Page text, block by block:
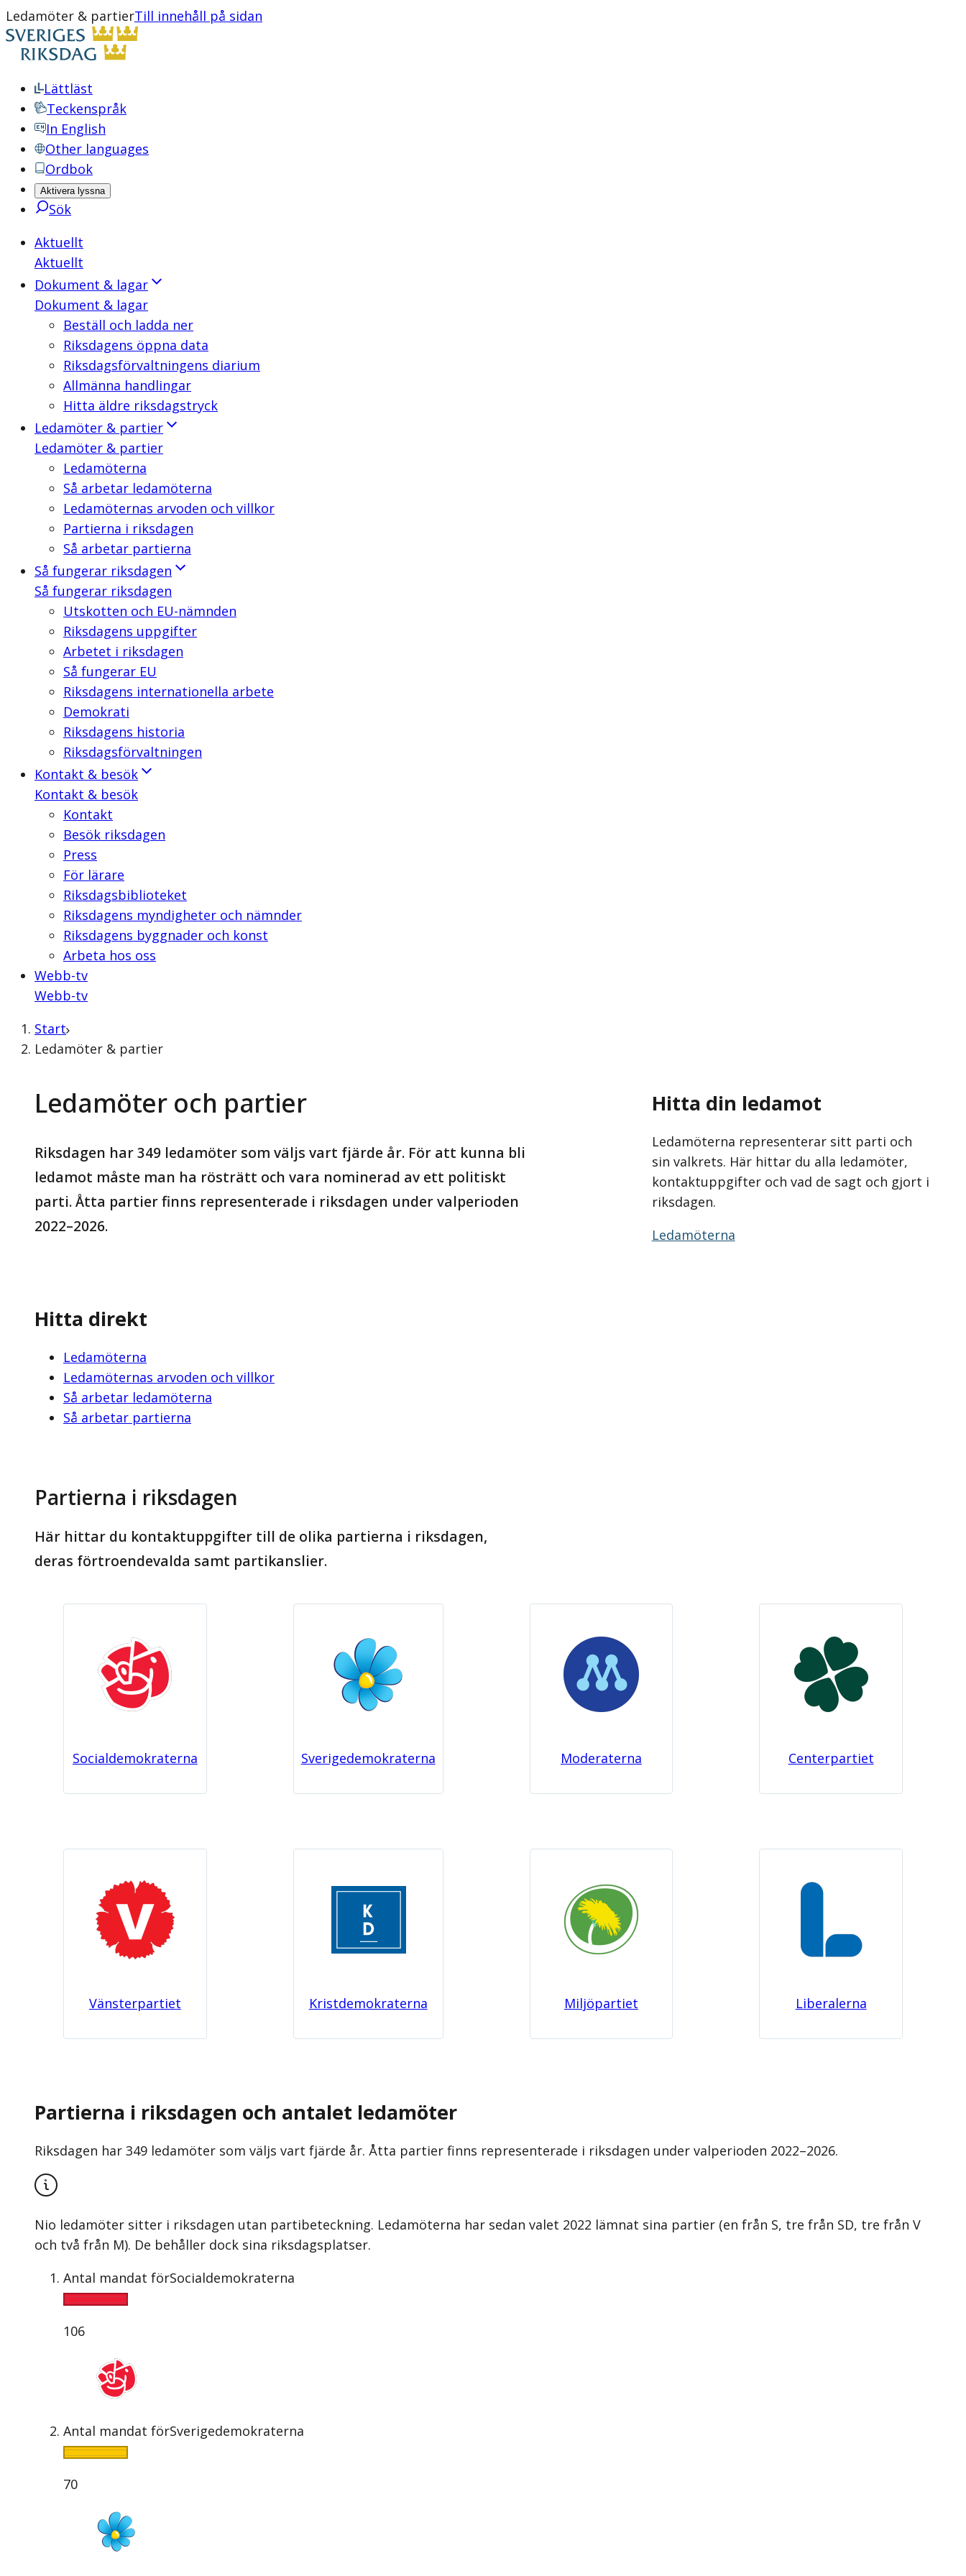
Ledamöter & partierTill innehåll på sidan
Lättläst
Teckenspråk
In English
Other languages
Ordbok
Aktivera lyssna
Sök
Aktuellt
Aktuellt
Dokument & lagar
Dokument & lagar
Beställ och ladda ner
Riksdagens öppna data
Riksdagsförvaltningens diarium
Allmänna handlingar
Hitta äldre riksdagstryck
Ledamöter & partier
Ledamöter & partier
Ledamöterna
Så arbetar ledamöterna
Ledamöternas arvoden och villkor
Partierna i riksdagen
Så arbetar partierna
Så fungerar riksdagen
Så fungerar riksdagen
Utskotten och EU-nämnden
Riksdagens uppgifter
Arbetet i riksdagen
Så fungerar EU
Riksdagens internationella arbete
Demokrati
Riksdagens historia
Riksdagsförvaltningen
Kontakt & besök
Kontakt & besök
Kontakt
Besök riksdagen
Press
För lärare
Riksdagsbiblioteket
Riksdagens myndigheter och nämnder
Riksdagens byggnader och konst
Arbeta hos oss
Webb-tv
Webb-tv
Start
Ledamöter & partier
Ledamöter och partier
Riksdagen har 349 ledamöter som väljs vart fjärde år. För att kunna bli
ledamot måste man ha rösträtt och vara nominerad av ett politiskt
parti. Åtta partier finns representerade i riksdagen under valperioden
2022–2026.
Hitta din ledamot
Ledamöterna representerar sitt parti och
sin valkrets. Här hittar du alla ledamöter,
kontaktuppgifter och vad de sagt och gjort i
riksdagen.
Ledamöterna
Hitta direkt
Ledamöterna
Ledamöternas arvoden och villkor
Så arbetar ledamöterna
Så arbetar partierna
Partierna i riksdagen
Här hittar du kontaktuppgifter till de olika partierna i riksdagen,
deras förtroendevalda samt partikanslier.
Socialdemokraterna Sverigedemokraterna Moderaterna Centerpartiet
Vänsterpartiet Kristdemokraterna Miljöpartiet Liberalerna
Partierna i riksdagen och antalet ledamöter
Riksdagen har 349 ledamöter som väljs vart fjärde år. Åtta partier finns representerade i riksdagen under valperioden 2022–2026.
Nio ledamöter sitter i riksdagen utan partibeteckning. Ledamöterna har sedan valet 2022 lämnat sina partier (en från S, tre från SD, tre från V
och två från M). De behåller dock sina riksdagsplatser.
Antal mandat förSocialdemokraterna
106
Antal mandat förSverigedemokraterna
70